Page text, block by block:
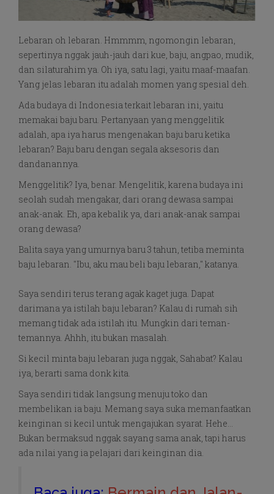
Lebaran oh lebaran. Hmmmm, ngomongin lebaran,
sepertinya nggak jauh-jauh dari kue, baju, angpao, mudik,
dan silaturahim ya. Oh iya, satu lagi, yaitu maaf-maafan.
Yang jelas lebaran itu adalah momen yang spesial deh.
Ada budaya di Indonesia terkait lebaran ini, yaitu
memakai baju baru. Pertanyaan yang menggelitik
adalah, apa iya harus mengenakan baju baru ketika
lebaran? Baju baru dengan segala aksesoris dan
dandanannya.
Menggelitik? Iya, benar. Mengelitik, karena budaya ini
seolah sudah mengakar, dari orang dewasa sampai
anak-anak. Eh, apa kebalik ya, dari anak-anak sampai
orang dewasa?
Balita saya yang umurnya baru 3 tahun, tetiba meminta
baju lebaran. "Ibu, aku mau beli baju lebaran," katanya.
Saya sendiri terus terang agak kaget juga. Dapat
darimana ya istilah baju lebaran? Kalau di rumah sih
memang tidak ada istilah itu. Mungkin dari teman-
temannya. Ahhh, itu bukan masalah.
Si kecil minta baju lebaran juga nggak, Sahabat? Kalau
iya, berarti sama donk kita.
Saya sendiri tidak langsung menuju toko dan
membelikan ia baju. Memang saya suka memanfaatkan
keinginan si kecil untuk mengajukan syarat. Hehe...
Bukan bermaksud nggak sayang sama anak, tapi harus
ada nilai yang ia pelajari dari keinginan dia.